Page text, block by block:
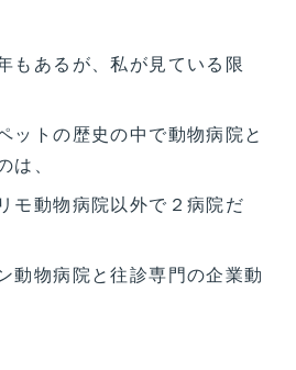
もあるが、私が見ている限
ットの歴史の中で動物病院と
、
モ動物病院以外で２病院だ
動物病院と往診専門の企業動